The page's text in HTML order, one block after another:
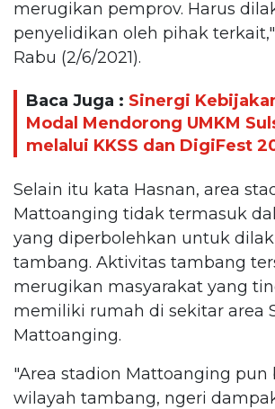
merugikan pemprov. Harus
penyelidikan oleh pihak
Rabu (2/6/2021).
Baca Juga : Sinergi
Modal Mendorong UMKM
melalui KKSS dan DigiFest
Selain itu kata Hasnan, area
Mattoanging tidak termasuk
yang diperbolehkan untuk
tambang. Aktivitas tambang
merugikan masyarakat yang
memiliki rumah di sekitar area
Mattoanging.
"Area stadion Mattoanging pun
wilayah tambang, ngeri